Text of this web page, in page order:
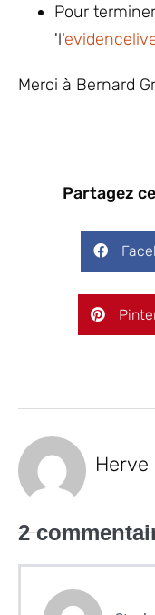
Pour
'l'
Merci à Bernard
Partagez
2